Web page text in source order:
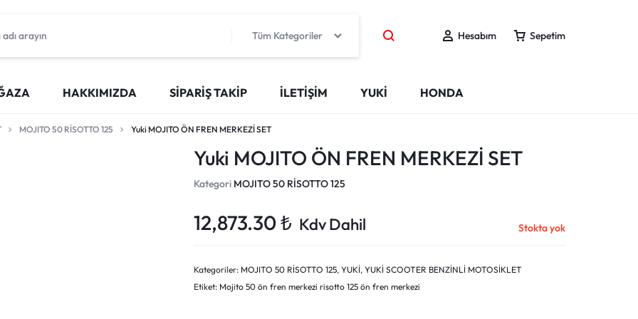
Tüm Kategoriler Hesabım Sepetim
HAKKIMIZDA SIPARIŞ TAKIP İLETIŞIM YUKİ HONDA
MOJITO 50 RİSOTTO 125 Yuki MOJITO ÖN FREN MERKEZİ SET
Yuki MOJITO ÖN FREN MERKEZİ SET
Kategori MOJITO 50 RİSOTTO 125
12,873.30₺ Kdv Dahil Stokta yok
Kategoriler: MOJITO 50 RİSOTTO 125,YUKİ,YUKİ SCOOTER BENZİNLİ MOTOSİKLET
Etiket: Mojito 50 ön fren merkezi risotto 125 ön fren merkezi